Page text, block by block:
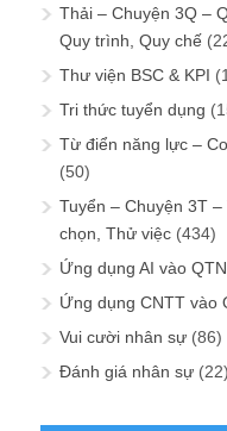
Thải – Chuyện 3Q –
Quy trình, Quy chế
Thư viện BSC & KPI
Tri thức tuyển dụng
Từ điển năng lực –
(50)
Tuyển – Chuyện 3T
chọn, Thử việc (434)
Ứng dụng AI vào
Ứng dụng CNTT vào
Vui cười nhân sự (86)
Đánh giá nhân sự (22)